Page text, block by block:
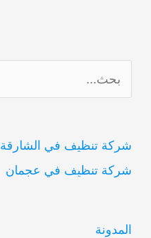
ل
ح
ث
ن
شركة تنظيف في الشارقة
شركة تنظيف في عجمان
المدونة